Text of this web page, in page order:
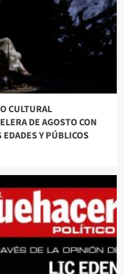
CULTURAL
DE AGOSTO CON
Y PÚBLICOS